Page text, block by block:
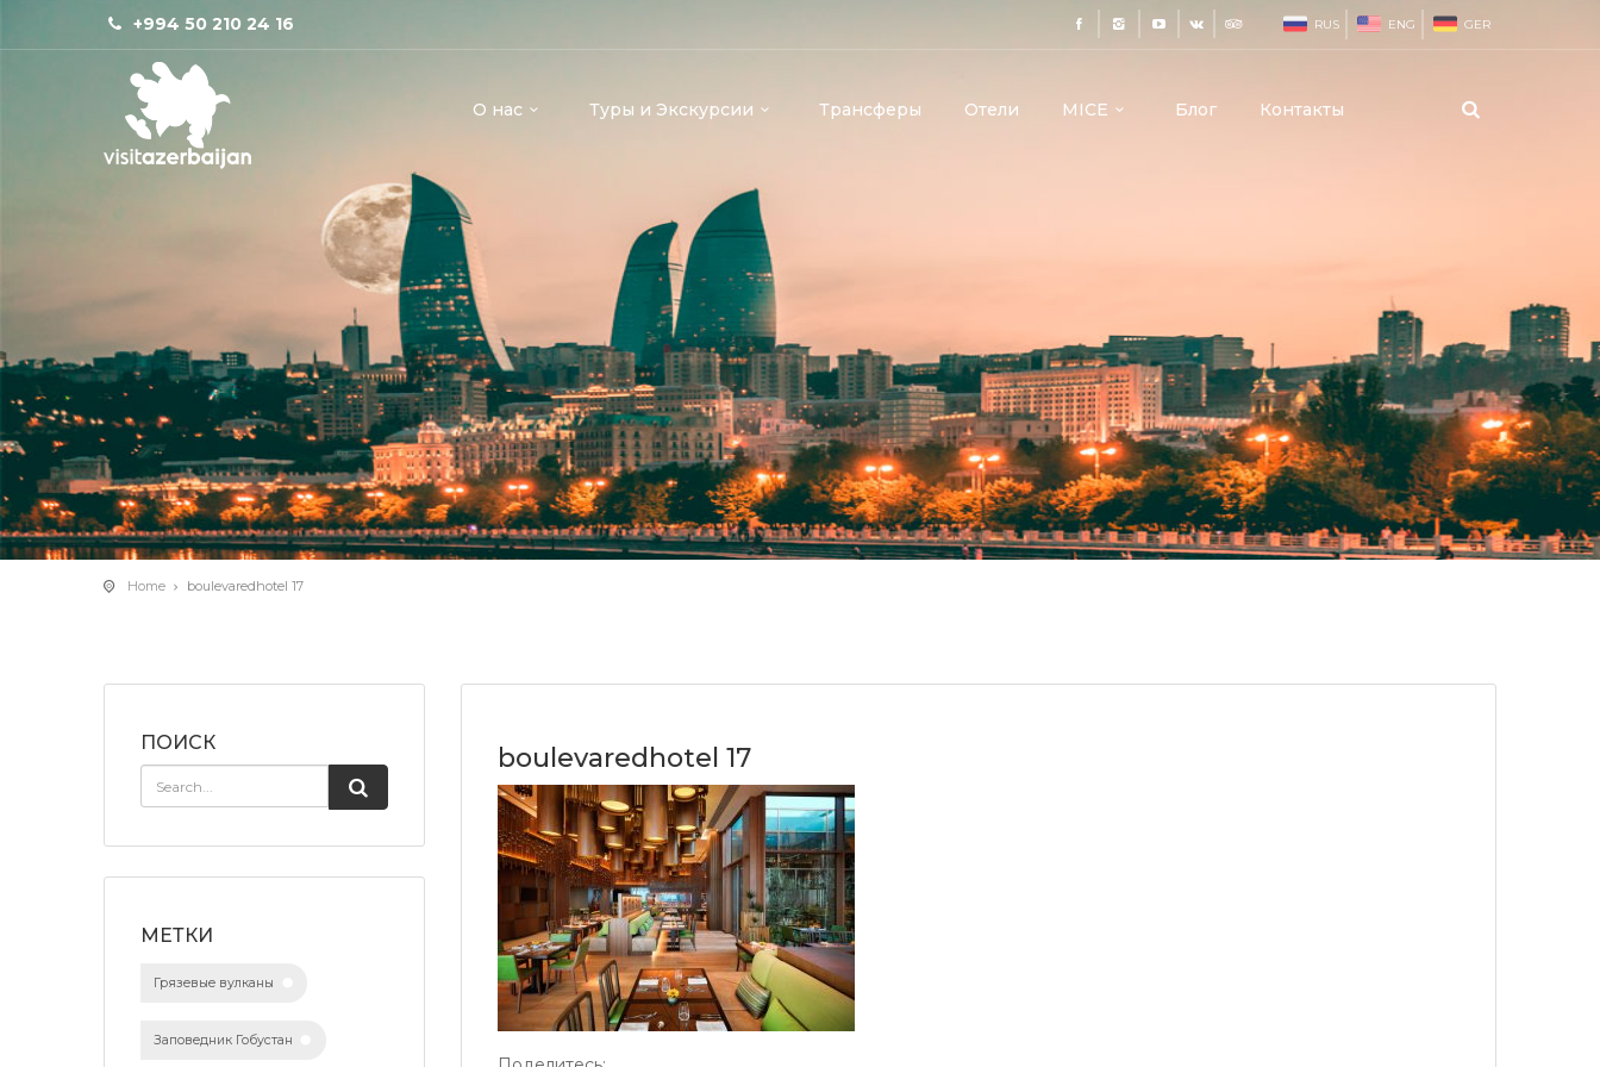
+994 50 210 24 16 RUS ENG GER
О нас Туры и Экскурсии Трансферы Отели MICE Блог Контакты
Home boulevaredhotel 17
ПОИСК
МЕТКИ
Грязевые вулканы
Заповедник Гобустан
boulevaredhotel 17